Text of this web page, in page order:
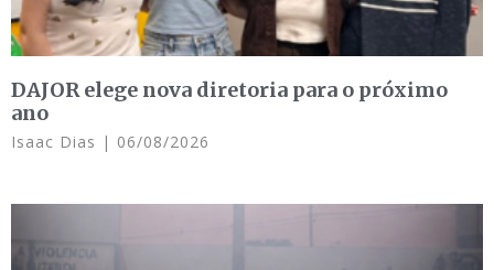
DAJOR elege nova diretoria para o próximo
ano
Isaac Dias 06/08/2026